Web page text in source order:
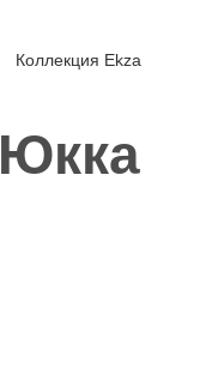
Коллекция Ekza